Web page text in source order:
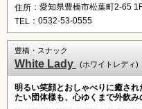
住所 ：愛知県豊橋市松葉町2-65
TEL ：0532-53-0555
豊橋・スナック
White Lady (ホワイトレディ)
明るい笑顔とおしゃべりに癒さ
たい団体様も、心ゆくまで外飲み